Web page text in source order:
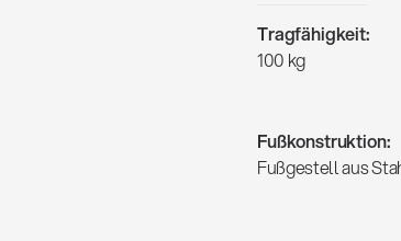
Tragfähigkeit:
100 kg
Fußkonstruktion:
Fußgestell aus